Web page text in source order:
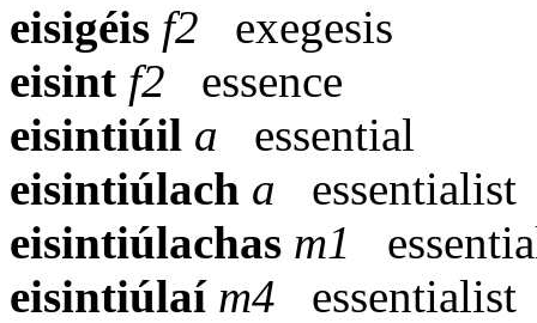
eisigéis f2
exegesis
eisint f2
essence
eisintiúil a
essential
eisintiúlach a
essentialist
eisintiúlachas m1
eisintiúlaí m4
essentialist